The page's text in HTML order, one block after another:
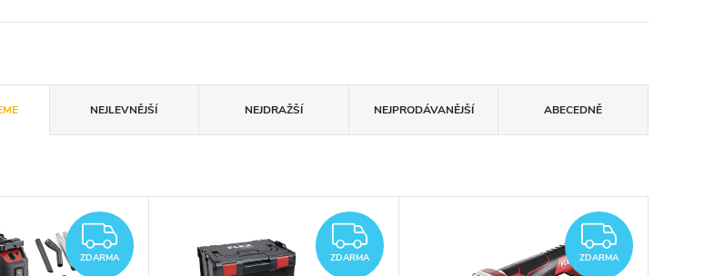
NEJLEVNĚJŠÍ NEJDRAŽŠÍ NEJPRODÁVANĚJŠÍ ABECEDNĚ
ZDARMA
ZDARMA
ZDARMA
ZDARMA ZDARMA